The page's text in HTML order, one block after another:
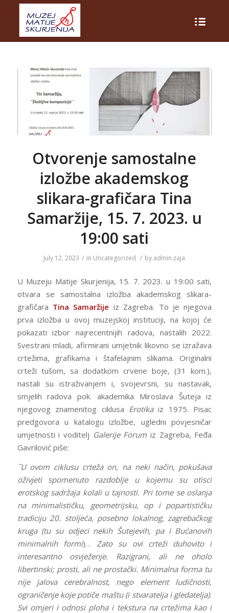
Otvorenje samostalne
izložbe akademskog
slikara-grafičara Tina
Samaržije, 15. 7. 2023. u
19:00 sati
July 12, 2023 / in Uncategorized / by admin.zaja
U Muzeju Matije Skurjenija, 15. 7. 2023. u 19:00 sati,
otvara se samostalna izložba akademskog slikara-
grafičara Tina Samaržije iz Zagreba. To je njegova
prva izložba u ovoj muzejskoj instituciji, na kojoj će
pokazati izbor najrecentnijih radova, nastalih 2022.
Svestrani mladi, afirmirani umjetnik likovno se izražava
crtežima, grafikama i štafelajnim slikama. Originalni
crteži tušom, sa dodatkom crvene boje, (31 kom.),
nastali su istraživanjem i, svojevrsni, su nastavak,
smjelih radova pok. akademika Miroslava Šuteja iz
njegovog znamenitog ciklusa Erotikaiz 1975. Pisac
predgovora u katalogu izložbe, ugledni povjesničar
umjetnosti i voditelj Galerije Forum iz Zagreba, Feđa
Gavrilović piše:
˝U ovom ciklusu crteža on, na neki način, pokušava
oživjeti spomenuto razdoblje u kojemu su otisci
erotskog sadržaja kolali u tajnosti. Pri tome se oslanja
na minimalističku, geometrijsku, op i popartističku
tradiciju 20. stoljeća, posebno lokalnog, zagrebačkog
kruga (tu su odjeci nekih Šutejevih, pa i Bućanovih
minimalnih formi)… Zato su ovi crteži duhovito i
interesantno osvježenje. Razigrani, ali ne oholo
libertinski; prosti, ali ne prostački. Minimalna forma tu
nije jalova cerebralnost, nego element ludičnosti,
ograničenje koje potiče maštu (i stvaratelja i gledatelja).
Svi omjeri i odnosi ploha i tekstura na crtežima kao i